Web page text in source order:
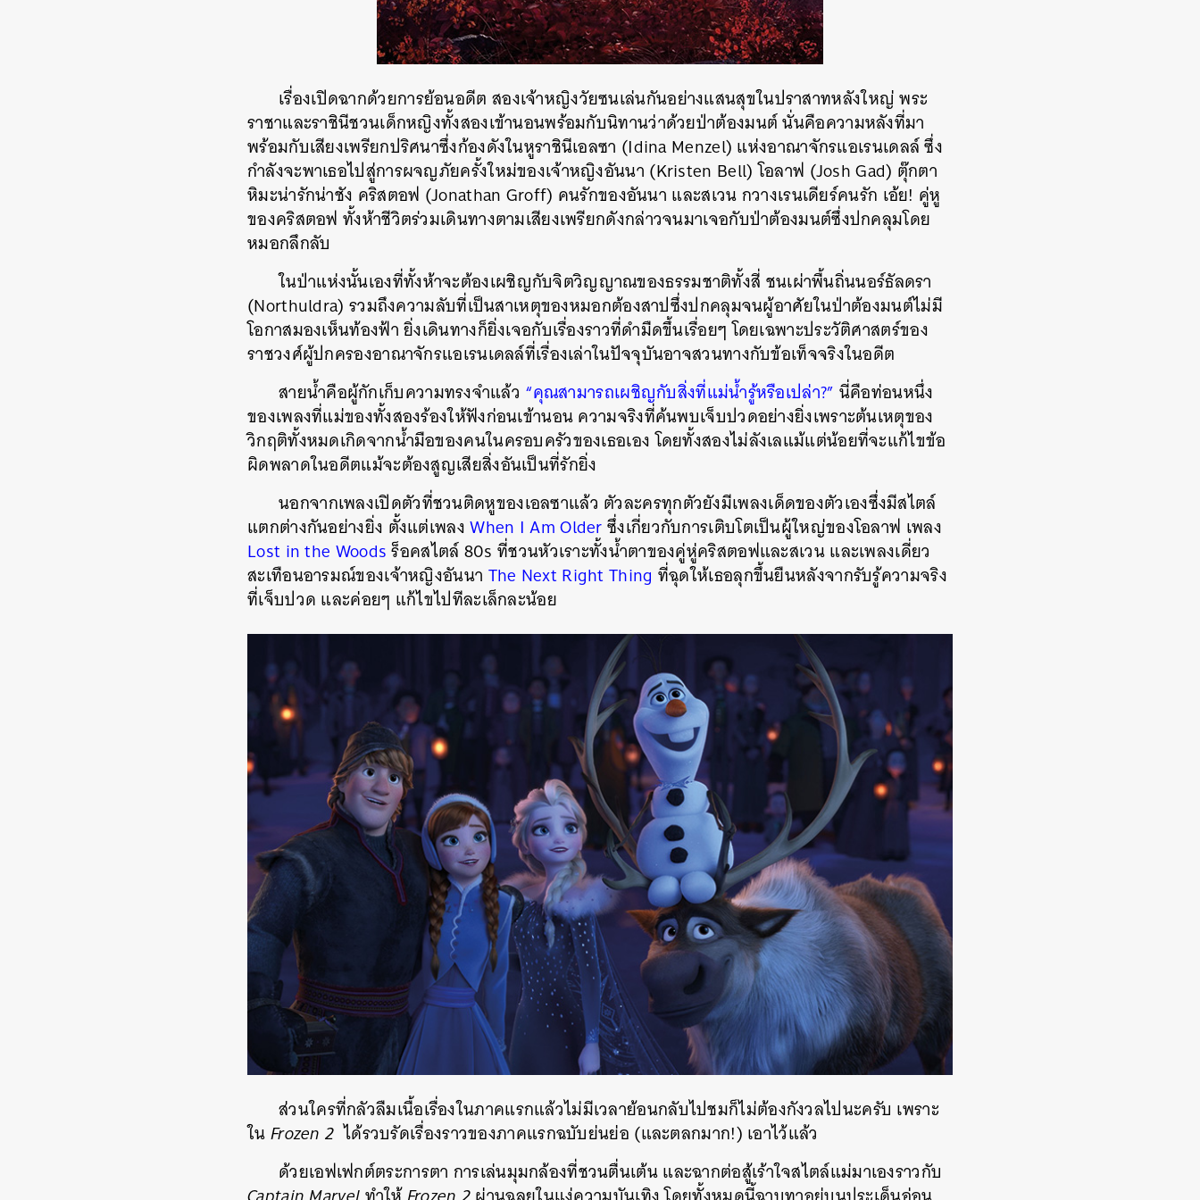
เรื่องเปิดฉากด้วยการย้อนอดีต สองเจ้าหญิงวัยซนเล่นกันอย่างแสนสุขในปราสาทหลังใหญ่ พระ
ราชาและราชินีชวนเด็กหญิงทั้งสองเข้านอนพร้อมกับนิทานว่าด้วยป่าต้องมนต์ นั่นคือความหลังที่มา
พร้อมกับเสียงเพรียกปริศนาซึ่งก้องดังในหูราชินีเอลซา (Idina Menzel) แห่งอาณาจักรแอเรนเดลล์ ซึ่ง
กำลังจะพาเธอไปสู่การผจญภัยครั้งใหม่ของเจ้าหญิงอันนา (Kristen Bell) โอลาฟ (Josh Gad) ตุ๊กตา
หิมะน่ารักน่าชัง คริสตอฟ (Jonathan Groff) คนรักของอันนา และสเวน กวางเรนเดียร์คนรัก เอ้ย! คู่หู
ของคริสตอฟ ทั้งห้าชีวิตร่วมเดินทางตามเสียงเพรียกดังกล่าวจนมาเจอกับป่าต้องมนต์ซึ่งปกคลุมโดย
หมอกลึกลับ
ในป่าแห่งนั้นเองที่ทั้งห้าจะต้องเผชิญกับจิตวิญญาณของธรรมชาติทั้งสี่ ชนเผ่าพื้นถิ่นนอร์ธัลดรา
(Northuldra) รวมถึงความลับที่เป็นสาเหตุของหมอกต้องสาปซึ่งปกคลุมจนผู้อาศัยในป่าต้องมนต์ไม่มี
โอกาสมองเห็นท้องฟ้า ยิ่งเดินทางก็ยิ่งเจอกับเรื่องราวที่ดำมืดขึ้นเรื่อยๆ โดยเฉพาะประวัติศาสตร์ของ
ราชวงศ์ผู้ปกครองอาณาจักรแอเรนเดลล์ที่เรื่องเล่าในปัจจุบันอาจสวนทางกับข้อเท็จจริงในอดีต
สายน้ำคือผู้กักเก็บความทรงจำแล้ว “คุณสามารถเผชิญกับสิ่งที่แม่น้ำรู้หรือเปล่า?” นี่คือท่อนหนึ่ง
ของเพลงที่แม่ของทั้งสองร้องให้ฟังก่อนเข้านอน ความจริงที่ค้นพบเจ็บปวดอย่างยิ่งเพราะต้นเหตุของ
วิกฤติทั้งหมดเกิดจากน้ำมือของคนในครอบครัวของเธอเอง โดยทั้งสองไม่ลังเลแม้แต่น้อยที่จะแก้ไขข้อ
ผิดพลาดในอดีตแม้จะต้องสูญเสียสิ่งอันเป็นที่รักยิ่ง
นอกจากเพลงเปิดตัวที่ชวนติดหูของเอลซาแล้ว ตัวละครทุกตัวยังมีเพลงเด็ดของตัวเองซึ่งมีสไตล์
แตกต่างกันอย่างยิ่ง ตั้งแต่เพลงWhen I Am Olderซึ่งเกี่ยวกับการเติบโตเป็นผู้ใหญ่ของโอลาฟ เพลง
Lost in the Woodsร็อคสไตล์ 80s ที่ชวนหัวเราะทั้งน้ำตาของคู่หู่คริสตอฟและสเวน และเพลงเดี่ยว
สะเทือนอารมณ์ของเจ้าหญิงอันนา The Next Right Thing ที่ฉุดให้เธอลุกขึ้นยืนหลังจากรับรู้ความจริง
ที่เจ็บปวด และค่อยๆ แก้ไขไปทีละเล็กละน้อย
ส่วนใครที่กลัวลืมเนื้อเรื่องในภาคแรกแล้วไม่มีเวลาย้อนกลับไปชมก็ไม่ต้องกังวลไปนะครับ เพราะ
ในFrozen 2 ได้รวบรัดเรื่องราวของภาคแรกฉบับย่นย่อ (และตลกมาก!) เอาไว้แล้ว
ด้วยเอฟเฟกต์ตระการตา การเล่นมุมกล้องที่ชวนตื่นเต้น และฉากต่อสู้เร้าใจสไตล์แม่มาเองราวกับ
SHARE TWEET LINE EMAIL